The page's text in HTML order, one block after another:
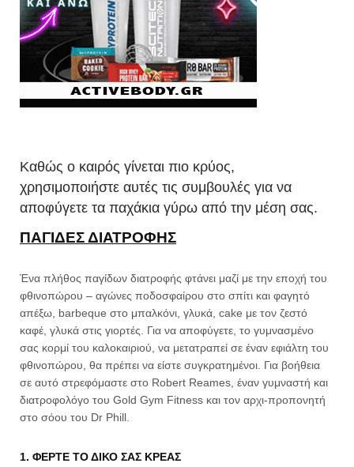
Καθώς ο καιρός γίνεται πιο κρύος,
χρησιμοποιήστε αυτές τις συμβουλές για να
αποφύγετε τα παχάκια γύρω από την μέση σας.
ΠΑΓΙΔΕΣ ΔΙΑΤΡΟΦΗΣ
Ένα πλήθος παγίδων διατροφής φτάνει μαζί με την εποχή του
φθινοπώρου – αγώνες ποδοσφαίρου στο σπίτι και φαγητό
απέξω, barbeque στο μπαλκόνι, γλυκά, cake με τον ζεστό
καφέ, γλυκά στις γιορτές. Για να αποφύγετε, το γυμνασμένο
σας κορμί του καλοκαιριού, να μετατραπεί σε έναν εφιάλτη του
φθινοπώρου, θα πρέπει να είστε συγκρατημένοι. Για βοήθεια
σε αυτό στρεφόμαστε στο Robert Reames, έναν γυμναστή και
διατροφολόγο του Gold Gym Fitness και τον αρχι-προπονητή
στο σόου του Dr Phill.
1. ΦΕΡΤΕ ΤΟ ΔΙΚΟ ΣΑΣ ΚΡΕΑΣ